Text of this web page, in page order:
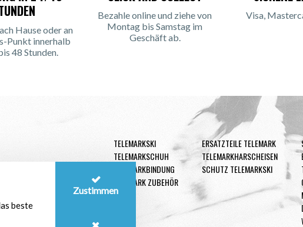
Hause oder an
Punkt innerhalb
48 Stunden.
Bezahle online und ziehe von
Montag bis Samstag im
Geschäft ab.
Visa,
TELEMARKSKI
TELEMARKSCHUH
TELEMARKBINDUNG
TELEMARK ZUBEHÖR
ERSATZTEILE TELEMARK
TELEMARKHARSCHEISEN
SCHUTZ TELEMARKSKI
beste
Zustimmen